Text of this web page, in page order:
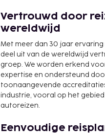
Vertrouwd door
wereldwijd
Met meer dan 30 jaar
deel uit van de wereldwijd
groep. We worden erkend
expertise en ondersteund
toonaangevende
industrie, vooral op het
autoreizen.
Eenvoudige